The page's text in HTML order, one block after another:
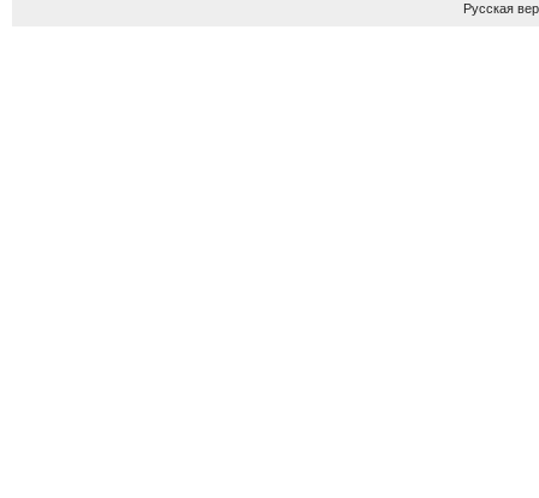
Русская